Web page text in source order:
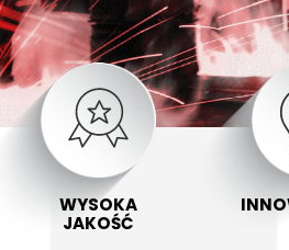
WYSOKA
JAKOŚĆ